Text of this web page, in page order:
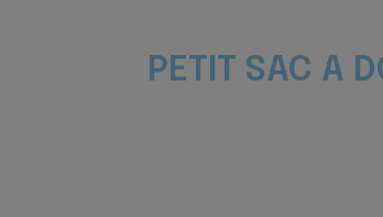
PETIT SAC A